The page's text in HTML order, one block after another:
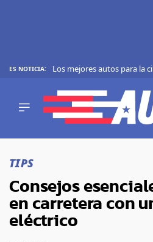
ES NOTICIA: Los mejores autos para la
SHOWS
CURIOSIDADES
MARCAS
RANKINGS
TIPS
Consejos
en carretera con
eléctrico